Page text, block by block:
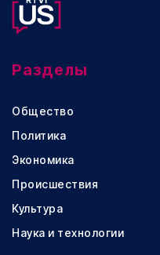
Разделы
Общество
Политика
Экономика
Происшествия
Культура
Наука и технологии